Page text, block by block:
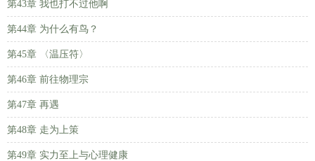
第43章 我也打不过他啊
第44章 为什么有鸟？
第45章 〈温压符〉
第46章 前往物理宗
第47章 再遇
第48章 走为上策
第49章 实力至上与心理健康